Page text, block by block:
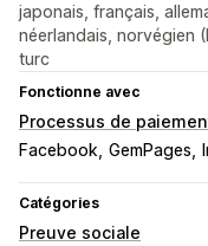
japonais, français,
néerlandais, norvégien
turc
Fonctionne avec
Processus de
Facebook GemPages
Catégories
Preuve sociale